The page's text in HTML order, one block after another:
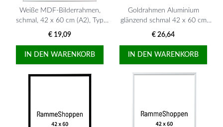
Weiße MDF-Bilderrahmen,
schmal, 42 x 60 cm (A2), Typ
2112
€ 19,09
IN DEN WARENKORB
Goldrahmen Aluminium
glänzend schmal 42 x 60 cm
(A2) Typ 9012
€ 26,64
IN DEN WARENKORB